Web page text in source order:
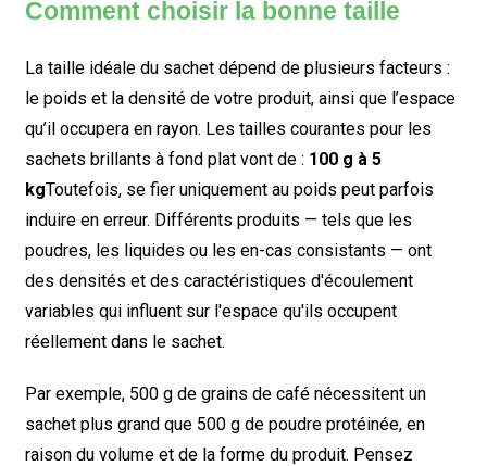
Comment choisir la bonne taille
La taille idéale du sachet dépend de plusieurs facteurs :
le poids et la densité de votre produit, ainsi que l’espace
qu’il occupera en rayon. Les tailles courantes pour les
sachets brillants à fond plat vont de : 100 g à 5
kgToutefois, se fier uniquement au poids peut parfois
induire en erreur. Différents produits — tels que les
poudres, les liquides ou les en-cas consistants — ont
des densités et des caractéristiques d'écoulement
variables qui influent sur l'espace qu'ils occupent
réellement dans le sachet.
Par exemple, 500 g de grains de café nécessitent un
sachet plus grand que 500 g de poudre protéinée, en
raison du volume et de la forme du produit. Pensez